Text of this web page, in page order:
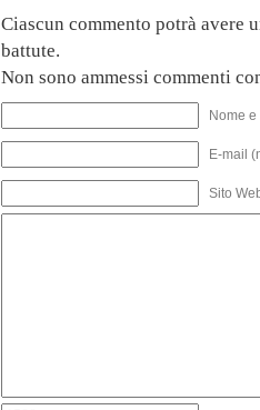
Ciascun commento potrà avere
battute.
Non sono ammessi commenti
Nome
E-mail
Sito